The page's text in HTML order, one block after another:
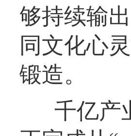
够持续输
同文化心
锻造。
千亿产